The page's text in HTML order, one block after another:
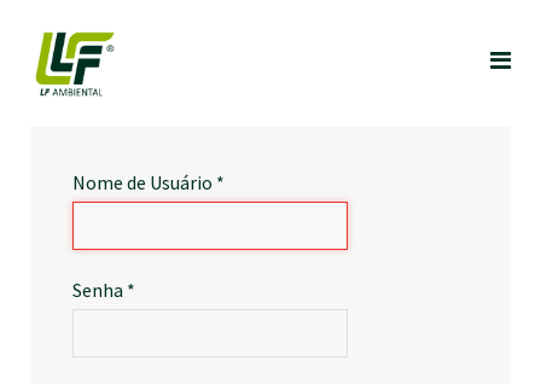
Nome de Usuário *
Senha *